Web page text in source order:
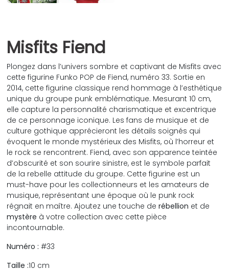
Misfits Fiend
Plongez dans l’univers sombre et captivant de Misfits avec
cette figurine Funko POP de Fiend, numéro 33. Sortie en
2014, cette figurine classique rend hommage à l’esthétique
unique du groupe punk emblématique. Mesurant 10 cm,
elle capture la personnalité charismatique et excentrique
de ce personnage iconique. Les fans de musique et de
culture gothique apprécieront les détails soignés qui
évoquent le monde mystérieux des Misfits, où l’horreur et
le rock se rencontrent. Fiend, avec son apparence teintée
d’obscurité et son sourire sinistre, est le symbole parfait
de la rebelle attitude du groupe. Cette figurine est un
must-have pour les collectionneurs et les amateurs de
musique, représentant une époque où le punk rock
régnait en maître. Ajoutez une touche derébellion et de
mystère à votre collection avec cette pièce
incontournable.
Numéro : #33
Taille :10 cm